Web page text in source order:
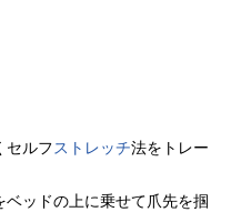
セルフストレッチ法をトレー
ッドの上に乗せて爪先を掴